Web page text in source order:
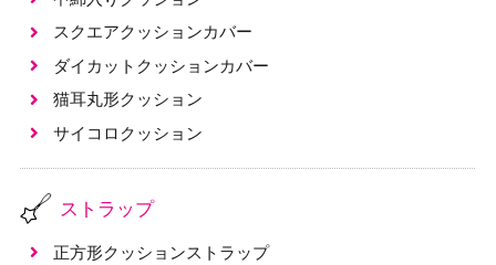
スクエアクッションカバー
ダイカットクッションカバー
猫耳丸形クッション
サイコロクッション
ストラップ
正方形クッションストラップ